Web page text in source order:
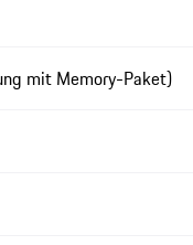
mit Memory-Paket)